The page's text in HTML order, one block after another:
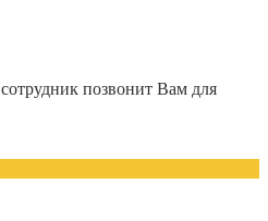
позвонит Вам для